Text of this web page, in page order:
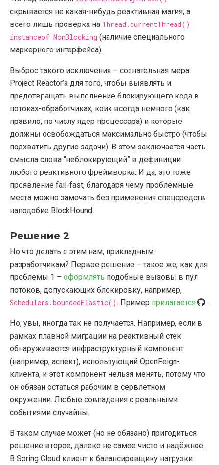
скрывается не какая-нибудь реактивная магия, а
всего лишь проверка на Thread.currentThread()
instanceof NonBlocking (наличие специального
маркерного интерфейса).
Выброс такого исключения – сознательная мера
Project Reactor’а для того, чтобы выявлять и
предотвращать выполнение блокирующего кода в
потоках-обработчиках, коих всегда немного (как
правило, по числу ядер процессора) и которые
должны освобождаться максимально быстро (чтобы
подхватить другие задачи). В этом заключается часть
смысла слова “неблокирующий” в дефиниции
любого реактивного фреймворка. И да, это тоже
проявление fail-fast, благодаря чему проблемные
места можно замечать без применения спецсредств
наподобие BlockHound.
Решение 2
Но что делать с этим нам, прикладным
разработчикам? Первое решение – такое же, как для
проблемы 1 – оформлять подобные вызовы в пул
потоков, допускающих блокировку, например,
Schedulers.boundedElastic() . Пример прилагается .
Но, увы, иногда так не получается. Например, если в
рамках плавной миграции на реактивный стек
обнаруживается инфраструктурный компонент
(например, аспект), использующий OpenFeign-
клиента, и этот компонент нельзя менять, потому что
он обязан остаться рабочим в сервлетном
окружении. Любые совпадения с реальными
событиями случайны.
В таком случае может (но не обязано) пригодиться
решение второе, далеко не самое чисто и надёжное.
В Spring Cloud клиент к балансировщику нагрузки